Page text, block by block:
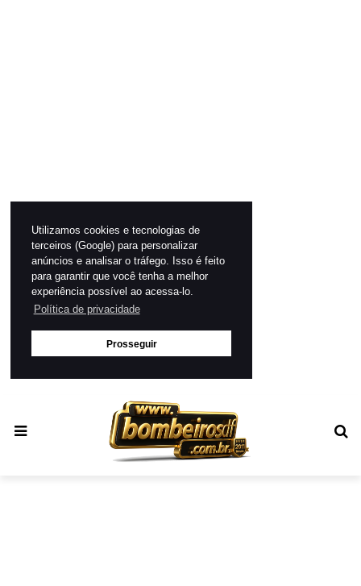
Utilizamos cookies e tecnologias de
terceiros (Google) para personalizar
anúncios e analisar o tráfego. Isso é feito
para garantir que você tenha a melhor
experiência possível ao acessa-lo.
Política de privacidade
Prosseguir